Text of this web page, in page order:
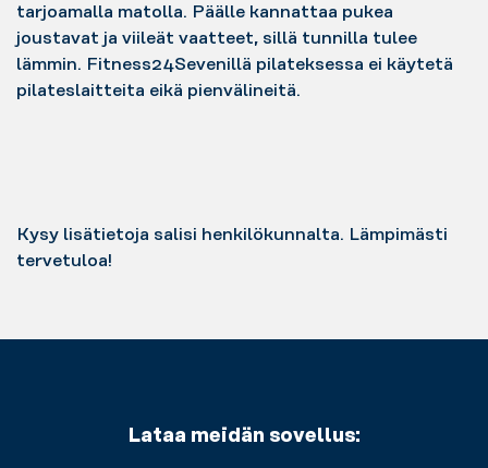
tarjoamalla matolla. Päälle kannattaa pukea
joustavat ja viileät vaatteet, sillä tunnilla tulee
lämmin. Fitness24Sevenillä pilateksessa ei käytetä
pilateslaitteita eikä pienvälineitä.
Kysy lisätietoja salisi henkilökunnalta. Lämpimästi
tervetuloa!
Lataa meidän sovellus: